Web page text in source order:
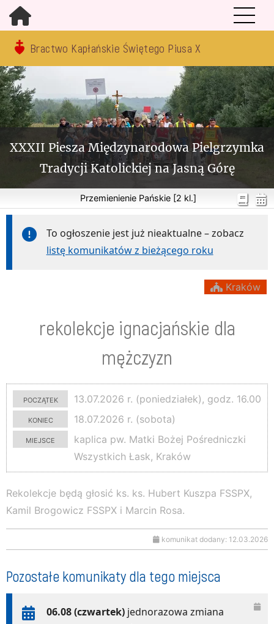
Bractwo Kapłańskie Świętego Piusa X
XXXII Piesza Międzynarodowa Pielgrzymka
Tradycji Katolickiej na Jasną Górę
Przemienienie Pańskie [2 kl.]
To ogłoszenie jest już nieaktualne – zobacz
listę komunikatów z bieżącego roku
Kraków
rekolekcje ignacjańskie dla
mężczyzn
początek
13.07.2026 r. (poniedziałek), godz. 16.00
koniec
18.07.2026 r. (sobota)
miejsce
kaplica pw. Matki Bożej Pośredniczki
Wszystkich Łask, Kraków
Rekolekcje będą głosić ks. ks. Hubert Kuszpa FSSPX,
Kamil Brogowicz FSSPX i Marcin Rosa.
komunikat dodany: 12.03.2026
Pozostałe komunikaty dla tego miejsca
06.08 (czwartek)jednorazowa zmiana